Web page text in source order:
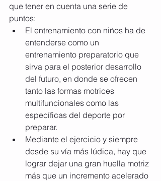
que tener en cuenta una serie de
puntos:
El entrenamiento con niños ha de
entenderse como un
entrenamiento preparatorio que
sirva para el posterior desarrollo
del futuro, en donde se ofrecen
tanto las formas motrices
multifuncionales como las
específicas del deporte por
preparar.
Mediante el ejercicio y siempre
desde su vía más lúdica, hay que
lograr dejar una gran huella motriz
más que un incremento acelerado